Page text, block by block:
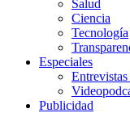
Salud
Ciencia
Tecnología
Especiales
Publicidad